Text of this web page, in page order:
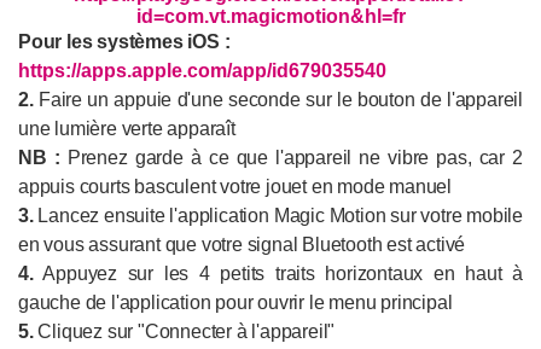
id=com.vt.magicmotion&hl=fr
Pour les systèmes iOS :
https://apps.apple.com/app/id679035540
2.Faire un appuie d'une seconde sur le bouton de l'appareil
une lumière verte apparaît
NB : Prenez garde à ce que l'appareil ne vibre pas, car 2
appuis courts basculent votre jouet en mode manuel
3.Lancez ensuite l'application Magic Motion sur votre mobile
en vous assurant que votre signal Bluetooth est activé
4.Appuyez sur les 4 petits traits horizontaux en haut à
gauche de l'application pour ouvrir le menu principal
5.Cliquez sur "Connecter à l'appareil"